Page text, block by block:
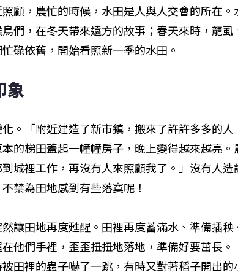
顧，農忙的時候，水田是人與人交會的所在。
們，在冬天帶來遠方的故事；春天來時，龍虱
碌依舊，開始看照新一季的水田。
象
。「附近建造了新市鎮，搬來了許許多多的人
的梯田蓋起一幢幢房子，晚上變得越來越亮。
城裡工作，再沒有人來照顧我了。」沒有人造
禁為田地感到有些落寞呢！
讓田地再度甦醒。田裡再度蓄滿水、準備插
他們手裡，歪歪扭扭地落地，準備好要茁長。
田裡的蟲子嚇了一跳，有時又對著稻子開出的